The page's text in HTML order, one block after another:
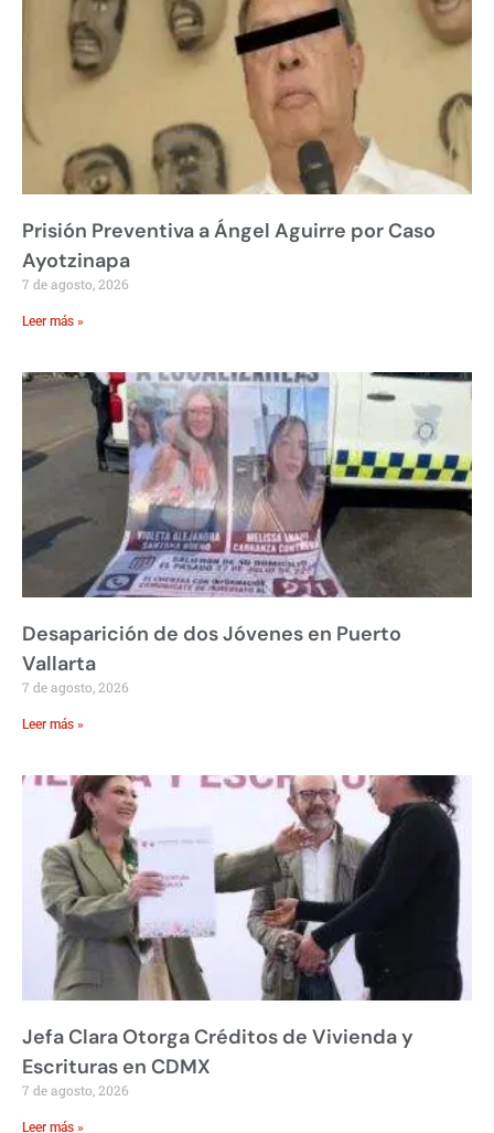
Prisión Preventiva a Ángel Aguirre por Caso
Ayotzinapa
7 de agosto, 2026
Leer más »
Desaparición de dos Jóvenes en Puerto
Vallarta
7 de agosto, 2026
Leer más »
Jefa Clara Otorga Créditos de Vivienda y
Escrituras en CDMX
7 de agosto, 2026
Leer más »